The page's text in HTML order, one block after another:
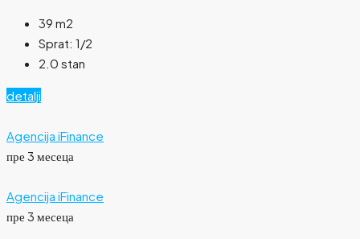
39 m2
Sprat: 1/2
2.0 stan
detalji
Agencija iFinance
пре 3 месеца
Agencija iFinance
пре 3 месеца